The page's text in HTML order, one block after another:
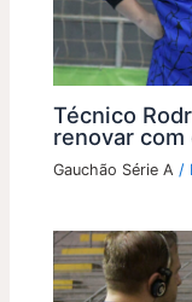
Técnico
renovar com
Gauchão Série A /